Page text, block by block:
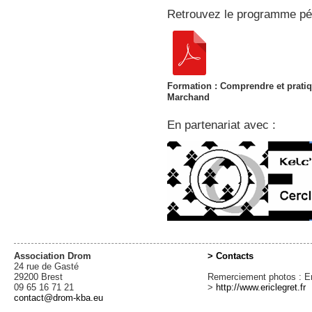
Retrouvez le programme
Formation : Comprendre et
Marchand
En partenariat avec :
Association Drom
24 rue de Gasté
29200 Brest
09 65 16 71 21
contact@drom-kba.eu
> Contacts
Remerciement photos :
> http://www.ericlegret.fr